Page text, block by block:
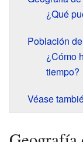
¿Qué
Población
¿Cómo
tiempo?
Véase